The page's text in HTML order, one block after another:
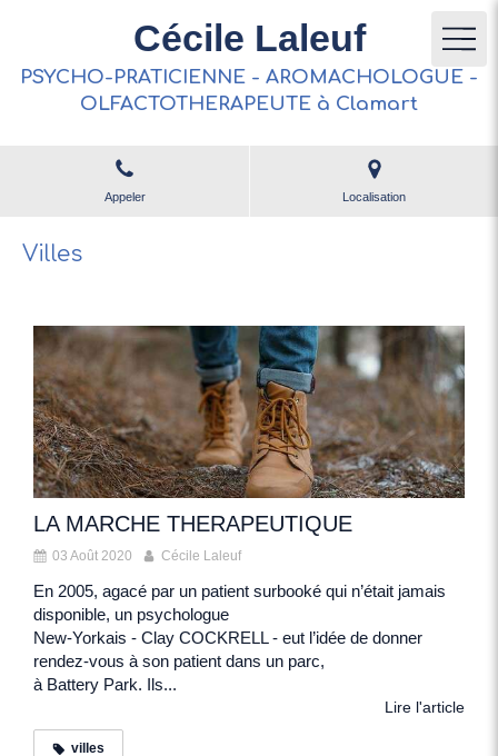
Cécile Laleuf
PSYCHO-PRATICIENNE - AROMACHOLOGUE -
OLFACTOTHERAPEUTE à Clamart
Appeler Localisation
Villes
LA MARCHE THERAPEUTIQUE
03 Août 2020 Cécile Laleuf
En 2005, agacé par un patient surbooké qui n’était jamais
disponible, un psychologue
New-Yorkais - Clay COCKRELL - eut l’idée de donner
rendez-vous à son patient dans un parc,
à Battery Park. Ils...
Lire l'article
villes